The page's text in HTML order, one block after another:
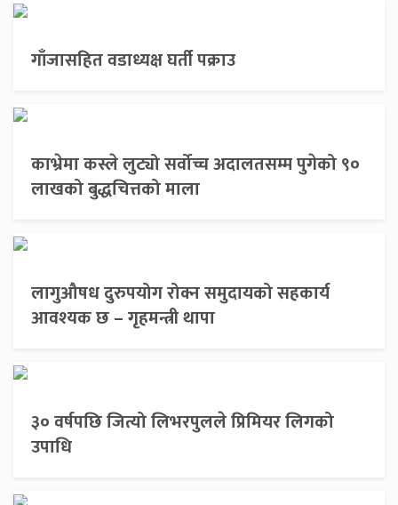
गाँजासहित वडाध्यक्ष घर्ती पक्राउ
काभ्रेमा कस्ले लुट्यो सर्वोच्च अदालतसम्म पुगेको ९०
लाखको बुद्धचित्तको माला
लागुऔषध दुरुपयोग रोक्न समुदायको सहकार्य
आवश्यक छ – गृहमन्त्री थापा
३० वर्षपछि जित्यो लिभरपुलले प्रिमियर लिगको
उपाधि